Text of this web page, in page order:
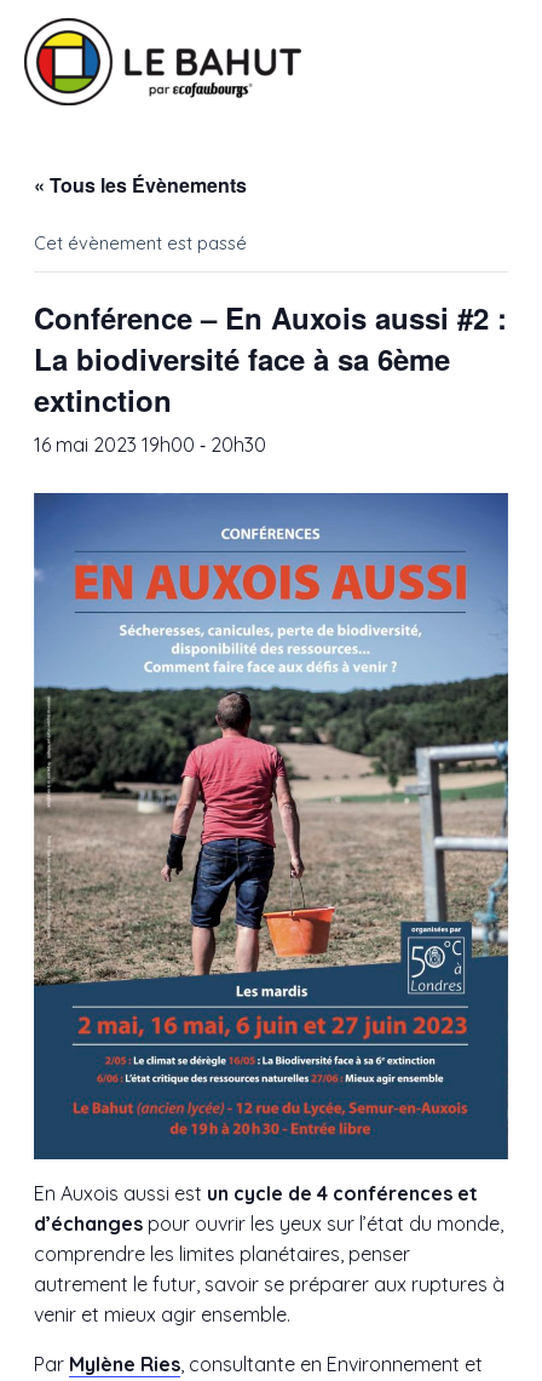
« Tous les Évènements
Cet évènement est passé
Conférence – En Auxois aussi #2 :
La biodiversité face à sa 6ème
extinction
16 mai 2023 19h00 - 20h30
En Auxois aussi est un cycle de 4 conférences et
d’échangespour ouvrir les yeux sur l’état du monde,
comprendre les limites planétaires, penser
autrement le futur, savoir se préparer aux ruptures à
venir et mieux agir ensemble.
Par Mylène Ries, consultante en Environnement et